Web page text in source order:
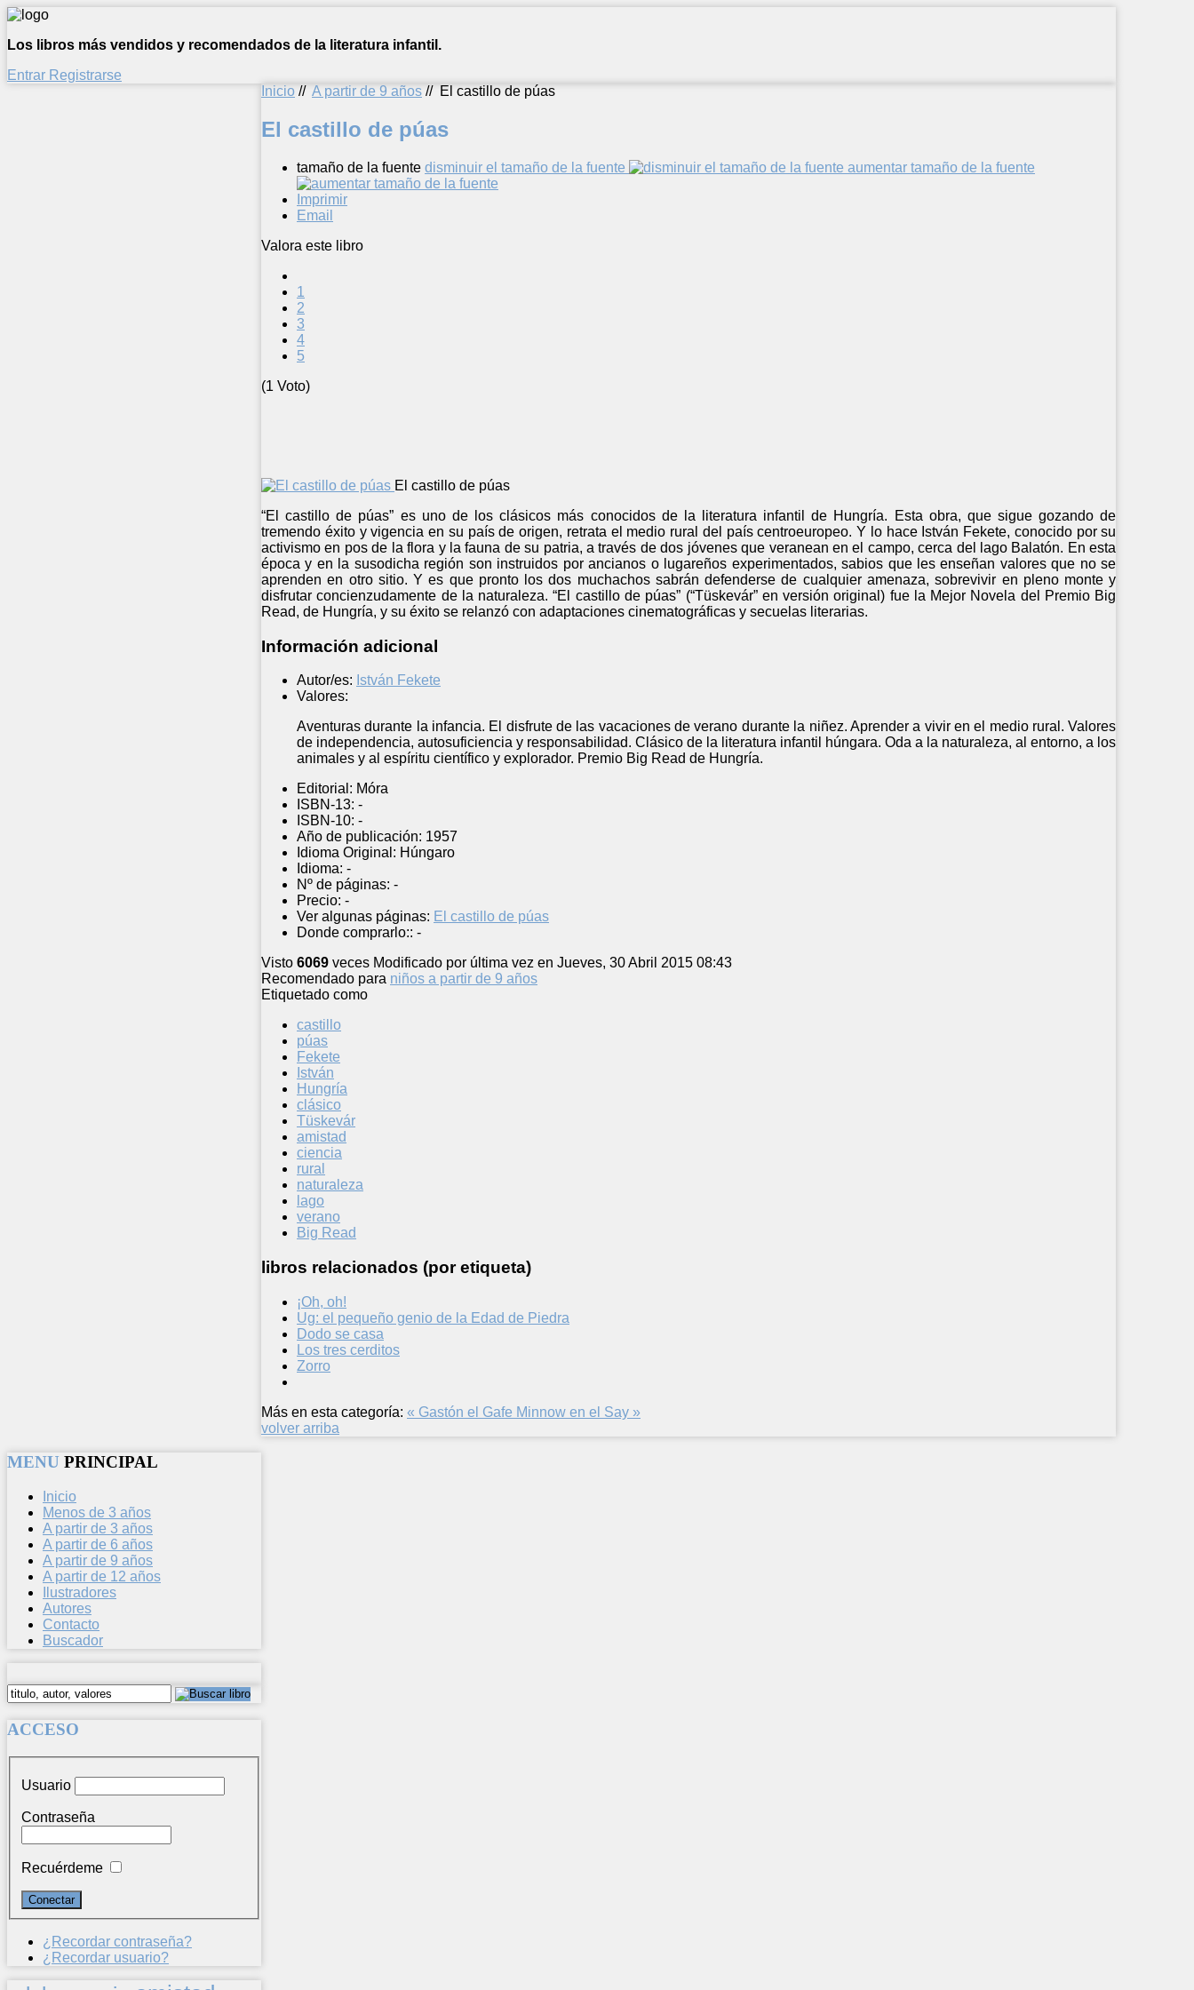
Los libros más vendidos y recomendados de la literatura infantil.
Entrar Registrarse
Inicio // A partir de 9 años // El castillo de púas
El castillo de púas
tamaño de la fuente disminuir el tamaño de la fuente aumentar tamaño de la fuente
Imprimir
Email
Valora este libro
1
2
3
4
5
(1 Voto)
El castillo de púas
“El castillo de púas” es uno de los clásicos más conocidos de la literatura infantil de Hungría. Esta obra, que sigue gozando de
tremendo éxito y vigencia en su país de origen, retrata el medio rural del país centroeuropeo. Y lo hace István Fekete, conocido por su
activismo en pos de la flora y la fauna de su patria, a través de dos jóvenes que veranean en el campo, cerca del lago Balatón. En esta
época y en la susodicha región son instruidos por ancianos o lugareños experimentados, sabios que les enseñan valores que no se
aprenden en otro sitio. Y es que pronto los dos muchachos sabrán defenderse de cualquier amenaza, sobrevivir en pleno monte y
disfrutar concienzudamente de la naturaleza. “El castillo de púas” (“Tüskevár” en versión original) fue la Mejor Novela del Premio Big
Read, de Hungría, y su éxito se relanzó con adaptaciones cinematográficas y secuelas literarias.
Información adicional
Autor/es: István Fekete
Valores:
Aventuras durante la infancia. El disfrute de las vacaciones de verano durante la niñez. Aprender a vivir en el medio rural. Valores
de independencia, autosuficiencia y responsabilidad. Clásico de la literatura infantil húngara. Oda a la naturaleza, al entorno, a los
animales y al espíritu científico y explorador. Premio Big Read de Hungría.
Editorial: Móra
ISBN-13: -
ISBN-10: -
Año de publicación: 1957
Idioma Original: Húngaro
Idioma: -
Nº de páginas: -
Precio: -
Ver algunas páginas: El castillo de púas
Donde comprarlo:: -
Visto 6069 veces Modificado por última vez en Jueves, 30 Abril 2015 08:43
Recomendado para niños a partir de 9 años
Etiquetado como
castillo
púas
Fekete
István
Hungría
clásico
Tüskevár
amistad
ciencia
rural
naturaleza
lago
verano
Big Read
libros relacionados (por etiqueta)
¡Oh, oh!
Ug: el pequeño genio de la Edad de Piedra
Dodo se casa
Los tres cerditos
Zorro
Más en esta categoría: « Gastón el Gafe Minnow en el Say »
volver arriba
MENU PRINCIPAL
Inicio
Menos de 3 años
A partir de 3 años
A partir de 6 años
A partir de 9 años
A partir de 12 años
Ilustradores
Autores
Contacto
Buscador
ACCESO
Usuario
Contraseña
Recuérdeme
¿Recordar contraseña?
¿Recordar usuario?